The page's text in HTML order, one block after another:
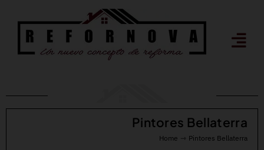
contenido
Pintores Bellaterra
Home Pintores Bellaterra